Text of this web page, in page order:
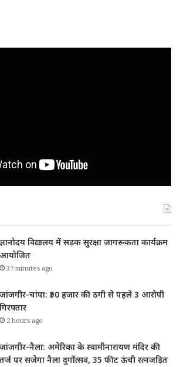
ज्ञानोदय विद्यालय में सड़क सुरक्षा जागरूकता कार्यक्रम
आयोजित
37 minutes ago
जांजगीर-चांपा: ₹50 हजार की ठगी से पहले 3 आरोपी
गिरफ्तार
2 hours ago
जांजगीर-नैला: अमेरिका के स्वामीनारायण मंदिर की
तर्ज पर सजेगा नैला दुर्गोत्सव, 35 फीट ऊंची रत्नजड़ित